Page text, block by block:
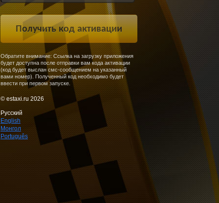
Обратите внимание: Ссылка на загрузку приложения
будет доступна после отправки вам кода активации
(код будет выслан смс-сообщением на указанный
вами номер). Полученный код необходимо будет
ввести при первом запуске.
© estaxi.ru 2026
Русский
English
Монгол
Português